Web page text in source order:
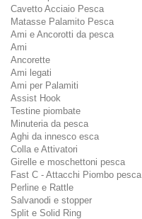
Cavetto Acciaio Pesca
Matasse Palamito Pesca
Ami e Ancorotti da pesca
Ami
Ancorette
Ami legati
Ami per Palamiti
Assist Hook
Testine piombate
Minuteria da pesca
Aghi da innesco esca
Colla e Attivatori
Girelle e moschettoni pesca
Fast C - Attacchi Piombo pesca
Perline e Rattle
Salvanodi e stopper
Split e Solid Ring